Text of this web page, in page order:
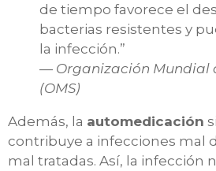
de tiempo favorece el
bacterias resistentes y
la infección.”
— Organización Mundial
(OMS)
Además, la automedicación
contribuye a infecciones mal
mal tratadas. Así, la infección